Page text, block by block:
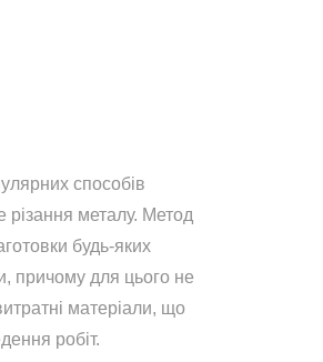
способів
різання металу. Метод
будь-яких
причому для цього не
матеріали, що
робіт.